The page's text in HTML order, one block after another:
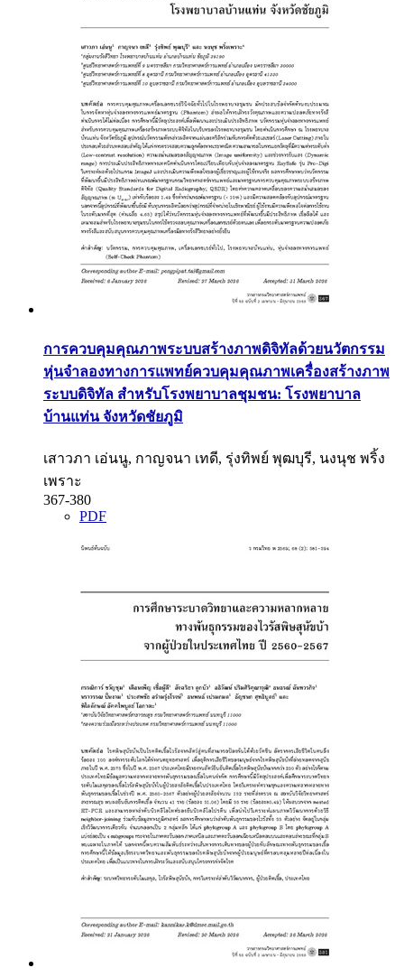
การควบคุมคุณภาพระบบสร้างภาพดิจิทัลด้วยนวัตกรรม
หุ่นจำลองทางการแพทย์ควบคุมคุณภาพเครื่องสร้างภาพ
ระบบดิจิทัล สำหรับโรงพยาบาลชุมชน: โรงพยาบาล
บ้านแท่น จังหวัดชัยภูมิ
เสาวภา เอ่นนู, กาญจนา เทดี, รุ่งทิพย์ พุฒบุรี, นงนุช พริ้ง
เพราะ
367-380
PDF